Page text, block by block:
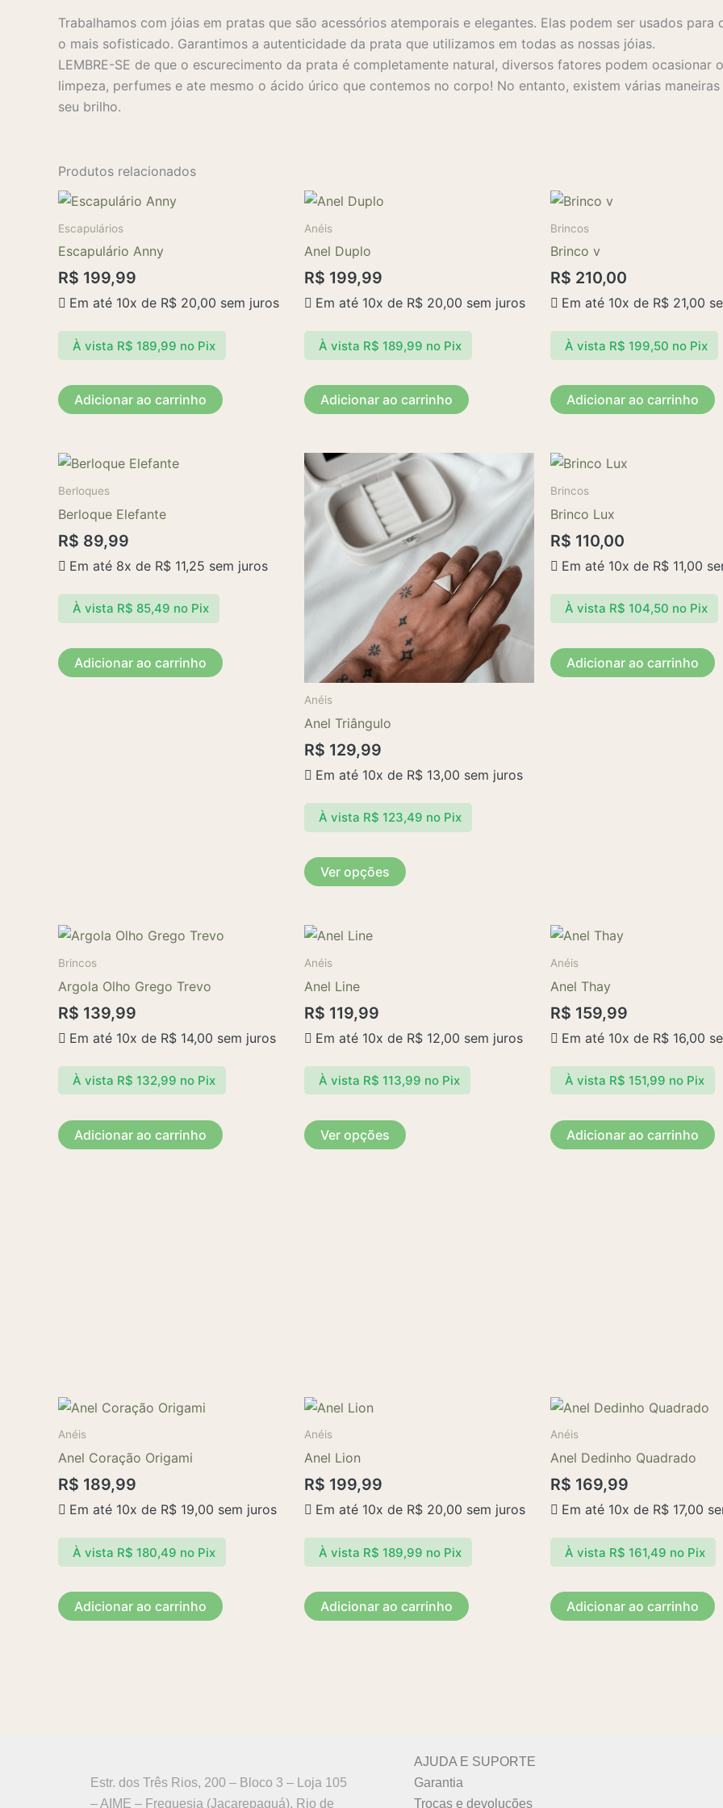
Trabalhamos com jóias em pratas que são acessórios atemporais e elegantes. Elas podem ser usados
o mais sofisticado. Garantimos a autenticidade da prata que utilizamos em todas as nossas jóias.
LEMBRE-SE de que o escurecimento da prata é completamente natural, diversos fatores podem
limpeza, perfumes e ate mesmo o ácido úrico que contemos no corpo! No entanto, existem várias
seu brilho.
Produtos relacionados
Escapulários
Escapulário Anny
R$ 199,99
Em até 10x de R$ 20,00 sem juros
À vista R$ 189,99 no Pix
Adicionar ao carrinho
Anéis
Anel Duplo
R$ 199,99
Em até 10x de R$ 20,00 sem juros
À vista R$ 189,99 no Pix
Adicionar ao carrinho
Brincos
Brinco v
R$ 210,00
Em até 10x de R$ 21,00
À vista R$ 199,50 no Pix
Adicionar ao carrinho
Berloques
Berloque Elefante
R$ 89,99
Em até 8x de R$ 11,25 sem juros
À vista R$ 85,49 no Pix
Adicionar ao carrinho
Anéis
Anel Triângulo
R$ 129,99
Em até 10x de R$ 13,00 sem juros
À vista R$ 123,49 no Pix
Ver opções
Este
produto
tem
várias
variantes.
As
opções
podem
ser
escolhidas
na
Brincos
Brinco Lux
R$ 110,00
Em até 10x de R$ 11,00
À vista R$ 104,50 no Pix
Adicionar ao carrinho
Brincos
Argola Olho Grego Trevo
R$ 139,99
Em até 10x de R$ 14,00 sem juros
À vista R$ 132,99 no Pix
Adicionar ao carrinho
Anéis
Anel Line
R$ 119,99
Em até 10x de R$ 12,00 sem juros
À vista R$ 113,99 no Pix
Ver opções
As
podem
na
Anéis
Anel Thay
R$ 159,99
Em até 10x de R$ 16,00
À vista R$ 151,99 no Pix
Adicionar ao carrinho
Anéis
Anel Coração Origami
R$ 189,99
Em até 10x de R$ 19,00 sem juros
À vista R$ 180,49 no Pix
Adicionar ao carrinho
Anéis
Anel Lion
R$ 199,99
Em até 10x de R$ 20,00 sem juros
À vista R$ 189,99 no Pix
Adicionar ao carrinho
Anéis
Anel Dedinho Quadrado
R$ 169,99
Em até 10x de R$ 17,00
À vista R$ 161,49 no Pix
Adicionar ao carrinho
Estr. dos Três Rios, 200 – Bloco 3 – Loja 105
– AIME – Freguesia (Jacarepaguá), Rio de
AJUDA E SUPORTE
Garantia
Trocas e devoluções